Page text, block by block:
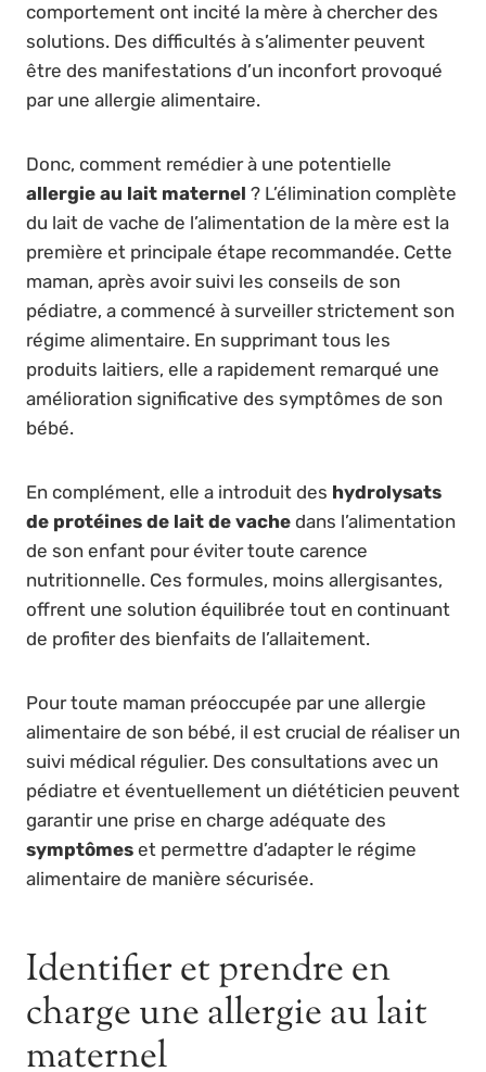
comportement ont incité la mère à chercher des
solutions. Des difficultés à s’alimenter peuvent
être des manifestations d’un inconfort provoqué
par une allergie alimentaire.
Donc, comment remédier à une potentielle
allergie au lait maternel ? L’élimination complète
du lait de vache de l’alimentation de la mère est la
première et principale étape recommandée. Cette
maman, après avoir suivi les conseils de son
pédiatre, a commencé à surveiller strictement son
régime alimentaire. En supprimant tous les
produits laitiers, elle a rapidement remarqué une
amélioration significative des symptômes de son
bébé.
En complément, elle a introduit des hydrolysats
de protéines de lait de vache dans l’alimentation
de son enfant pour éviter toute carence
nutritionnelle. Ces formules, moins allergisantes,
offrent une solution équilibrée tout en continuant
de profiter des bienfaits de l’allaitement.
Pour toute maman préoccupée par une allergie
alimentaire de son bébé, il est crucial de réaliser un
suivi médical régulier. Des consultations avec un
pédiatre et éventuellement un diététicien peuvent
garantir une prise en charge adéquate des
symptômes et permettre d’adapter le régime
alimentaire de manière sécurisée.
Identifier et prendre en
charge une allergie au lait
maternel